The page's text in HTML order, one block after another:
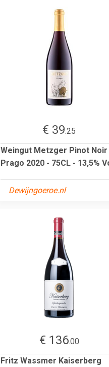
€ 39.25
Weingut Metzger Pinot Noir
Prago 2020 - 75CL - 13,5%
Dewijngoeroe.nl
€ 136.00
Fritz Wassmer Kaiserberg